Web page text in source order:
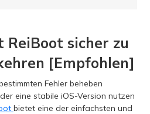
ReiBoot sicher zu
[Empfohlen]
Fehler beheben
eine stabile iOS-Version nutzen
bietet eine der einfachsten und